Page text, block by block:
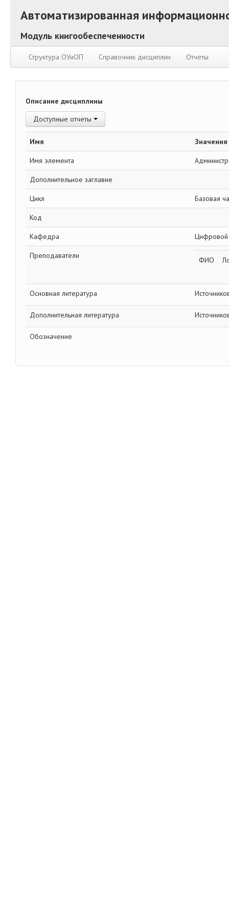
Автоматизированная
Модуль книгообеспеченности
Структура ОУиОП Справочник дисциплин Отчеты
Описание дисциплины
Доступные отчеты
Имя Значения
Имя элемента
Дополнительное заглавие
Цикл Базовая
Код
Кафедра Цифровой
Преподаватели ФИО
Основная литература
Дополнительная литература
Обозначение